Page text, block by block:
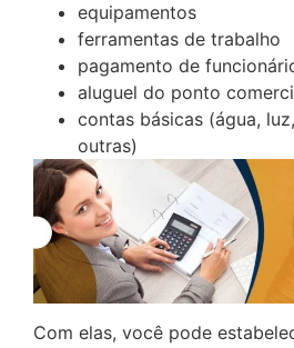
equipamentos
ferramentas de trabalho
pagamento de
aluguel do ponto
contas básicas (água,
outras)
Com elas, você pode